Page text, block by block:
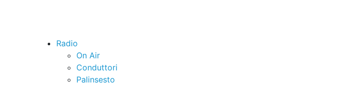
Radio
On Air
Conduttori
Palinsesto